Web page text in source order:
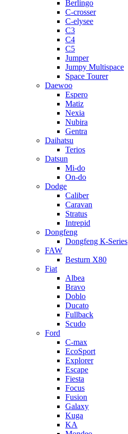
Berlingo
C-crosser
C-elysee
C3
C4
C5
Jumper
Jumpy Multispace
Space Tourer
Daewoo
Espero
Matiz
Nexia
Nubira
Gentra
Daihatsu
Terios
Datsun
Mi-do
On-do
Dodge
Caliber
Caravan
Stratus
Intrepid
Dongfeng
Dongfeng К-Series
FAW
Besturn Х80
Fiat
Albea
Bravo
Doblo
Ducato
Fullback
Scudo
Ford
C-max
EcoSport
Explorer
Escape
Fiesta
Focus
Fusion
Galaxy
Kuga
KA